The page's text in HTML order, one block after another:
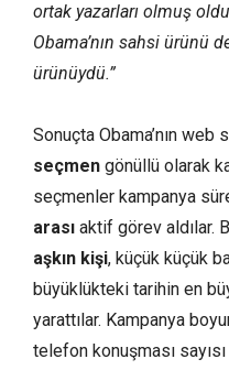
ortak yazarları olmuş
Obama’nın sahsi ürünü
ürünüydü.”
Sonuçta Obama’nın web
seçmen gönüllü olarak
seçmenler kampanya
arası aktif görev aldılar.
aşkın kişi, küçük küçük
büyüklükteki tarihin en
yarattılar. Kampanya
telefon konuşması